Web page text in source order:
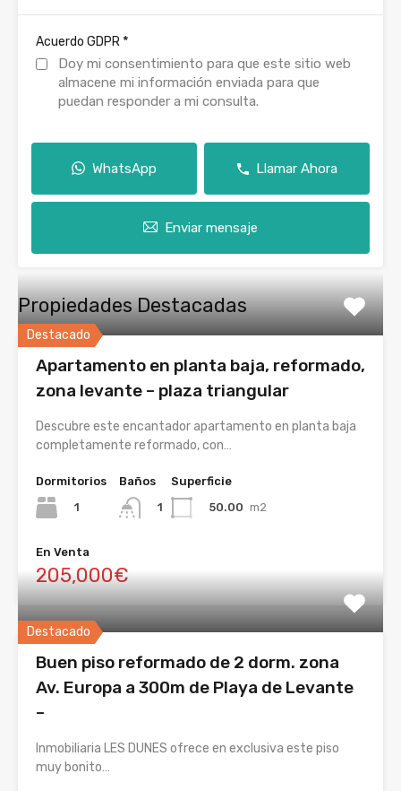
Acuerdo GDPR *
Doy mi consentimiento para que este sitio web
almacene mi información enviada para que
puedan responder a mi consulta.
WhatsApp Llamar Ahora
Enviar mensaje
Propiedades Destacadas
Destacado
Apartamento en planta baja, reformado,
zona levante – plaza triangular
Descubre este encantador apartamento en planta baja
completamente reformado, con…
Dormitorios
1
Baños
1
Superficie
50.00 m2
En Venta
205,000€
Destacado
Buen piso reformado de 2 dorm. zona
Av. Europa a 300m de Playa de Levante
–
Inmobiliaria LES DUNES ofrece en exclusiva este piso
muy bonito…